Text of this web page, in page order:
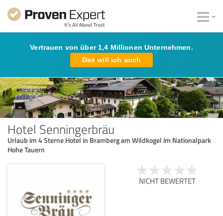
Vertrauen von über 1,4 Millionen Unternehmen.
Das will ich auch
Hotel Senningerbräu
Urlaub im 4 Sterne Hotel in Bramberg am Wildkogel im Nationalpark
Hohe Tauern
NICHT BEWERTET